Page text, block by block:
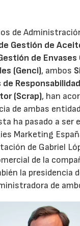
de
Gestión de
de Envases
(Genci), ambos
(Scrap), han
de ambas
ha pasado a ser
Marketing
de Gabriel
de la
la presidencia
de